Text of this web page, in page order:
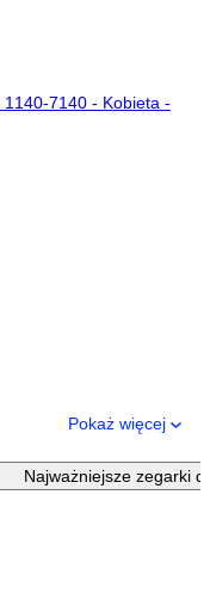
Pokaż więcej
Najważniejsze zegarki